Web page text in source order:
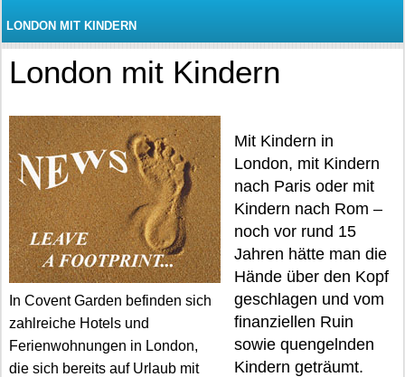
LONDON MIT KINDERN
London mit Kindern
In Covent Garden befinden sich
zahlreiche Hotels und
Ferienwohnungen in London,
die sich bereits auf Urlaub mit
Mit Kindern in
London, mit Kindern
nach Paris oder mit
Kindern nach Rom –
noch vor rund 15
Jahren hätte man die
Hände über den Kopf
geschlagen und vom
finanziellen Ruin
sowie quengelnden
Kindern geträumt.